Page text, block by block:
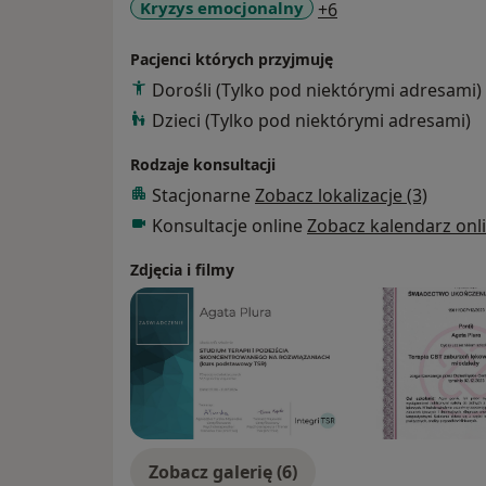
Pomagam również osobom znajdującym
emocjonalnych, życiowych, rozwojowych
odzyskiwaniu równowagi i budowaniu
W moim gabinecie oferuję:
- Trening słuchowy metodą Tomatisa
- Terapię indywidualną młodzieży i
- Trening Umiejętności Społecznych (TUS)
Pracuję zgodnie z zasadami etyki
superwizuję. Wierzę, że każdy człowiek
Kryzys emocjonalny
+6
Pacjenci których przyjmuję
Dorośli (Tylko pod niektórymi adresami)
Dzieci (Tylko pod niektórymi adresami)
Rodzaje konsultacji
Stacjonarne Zobacz lokalizacje (3)
Konsultacje online Zobacz kalendarz
Zdjęcia i filmy
Zobacz galerię (6)